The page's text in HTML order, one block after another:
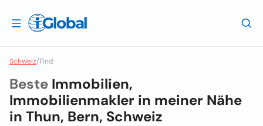
Schweiz/Find
Beste Immobilien,
Immobilienmakler in meiner Nähe
in Thun, Bern, Schweiz